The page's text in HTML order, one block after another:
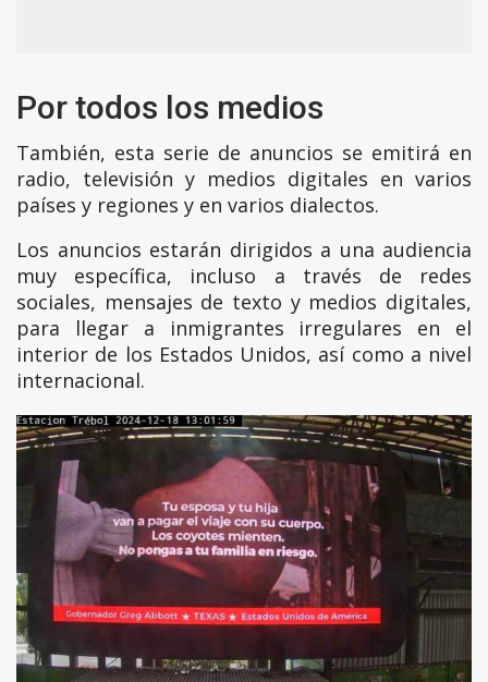
Por todos los medios
También, esta serie de anuncios se emitirá en
radio, televisión y medios digitales en varios
países y regiones y en varios dialectos.
Los anuncios estarán dirigidos a una audiencia
muy específica, incluso a través de redes
sociales, mensajes de texto y medios digitales,
para llegar a inmigrantes irregulares en el
interior de los Estados Unidos, así como a nivel
internacional.